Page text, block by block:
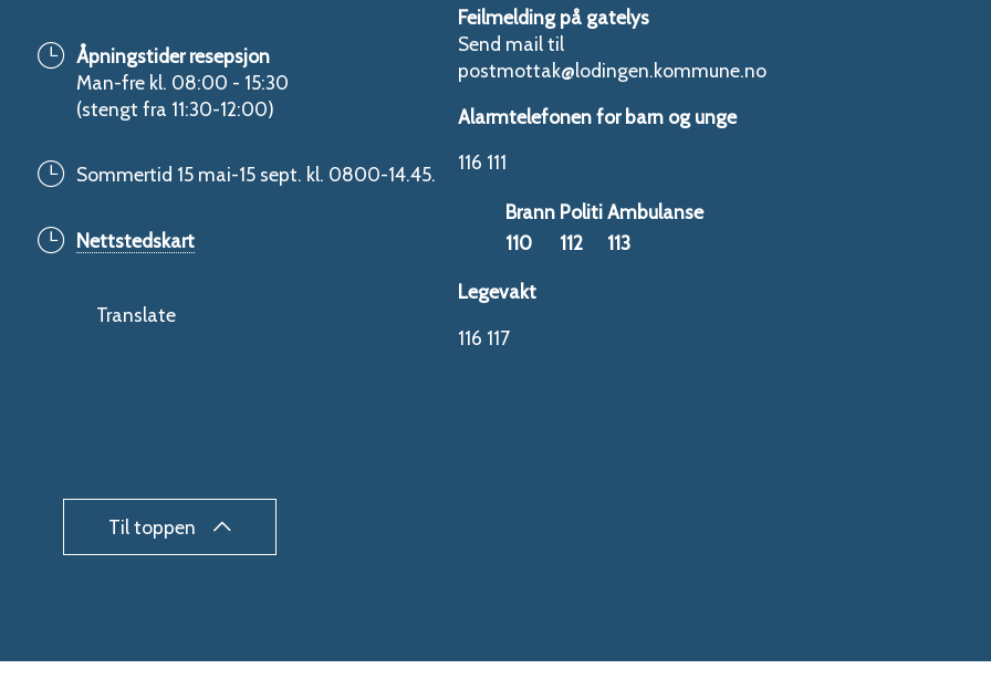
Åpningstider resepsjon
Man-fre kl. 08:00 - 15:30
(stengt fra 11:30-12:00)
Sommertid 15 mai-15 sept. kl. 0800-14.45.
Nettstedskart
Translate
Feilmelding på gatelys
Send mail til
postmottak@lodingen.kommune.no
Alarmtelefonen for barn og unge
116 111
Brann PolitiAmbulanse
110
112 113
Legevakt
116 117
Til toppen